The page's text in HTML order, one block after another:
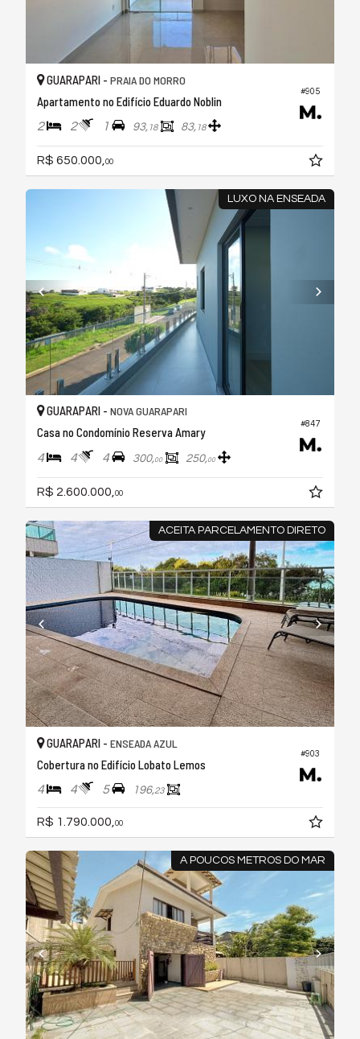
#905
GUARAPARI - PRAIA DO MORRO
Apartamento no Edifício Eduardo Noblin
2 2 1 93, 18 83, 18
R$ 650.000, 00
LUXO NA ENSEADA
#847
GUARAPARI - NOVA GUARAPARI
Casa no Condomínio Reserva Amary
4 4 4 300,00 250,00
R$ 2.600.000,00
ACEITA PARCELAMENTO DIRETO
#903
GUARAPARI - ENSEADA AZUL
Cobertura no Edifício Lobato Lemos
4 4 5 196,23
R$ 1.790.000, 00
A POUCOS METROS DO MAR